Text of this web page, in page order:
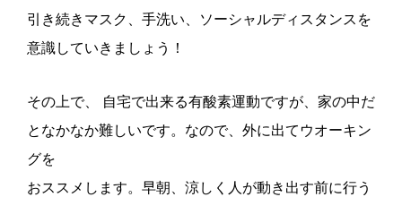
引き続きマスク、手洗い、ソーシャルディスタンスを
意識していきましょう！
その上で、 自宅で出来る有酸素運動ですが、家の中だ
となかなか難しいです。なので、外に出てウオーキン
グを
おススメします。早朝、涼しく人が動き出す前に行う